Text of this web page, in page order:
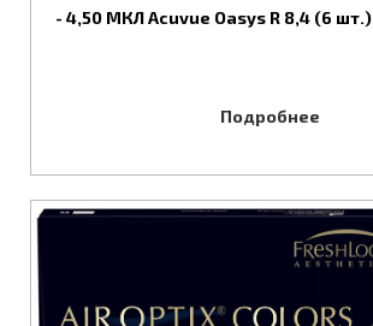
- 4,50 МКЛ Acuvue Oasys R 8,4 (6 шт.)
Подробнее